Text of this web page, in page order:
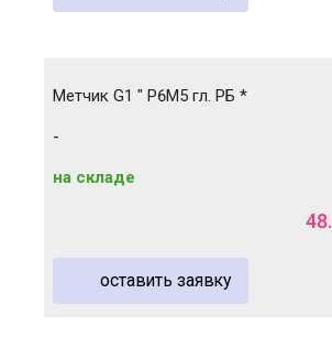
Метчик G1 " Р6М5 гл. РБ *
-
на складе
48.
оставить заявку